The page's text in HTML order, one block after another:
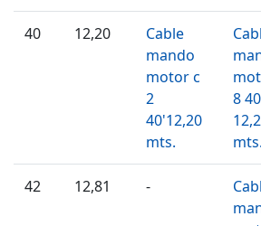
40 12,20
Cable
mando
motor c
2
40'12,20
mts.
8
mts.
42 12,81 -